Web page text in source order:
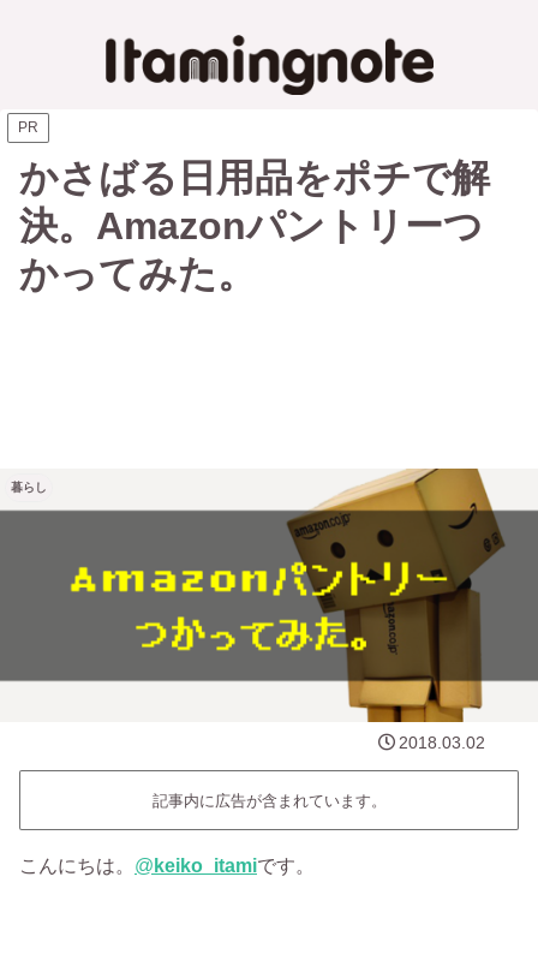
PR
かさばる日用品をポチで解
決。Amazonパントリーつ
かってみた。
暮らし
2018.03.02
記事内に広告が含まれています。
こんにちは。 @ keiko_itamiです。